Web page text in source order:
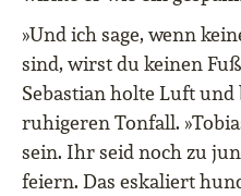
»Und ich sage, wenn
sind, wirst du keinen
Sebastian holte Luft
ruhigeren Tonfall.
sein. Ihr seid noch zu
feiern. Das eskaliert